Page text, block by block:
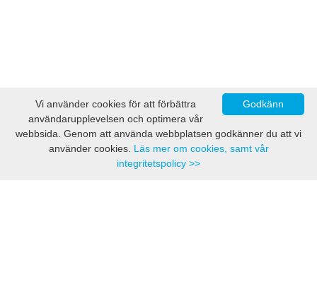
Godkänn
Vi använder cookies för att förbättra
användarupplevelsen och optimera vår
webbsida. Genom att använda webbplatsen godkänner du att vi
använder cookies. Läs mer om cookies, samt vår
integritetspolicy >>